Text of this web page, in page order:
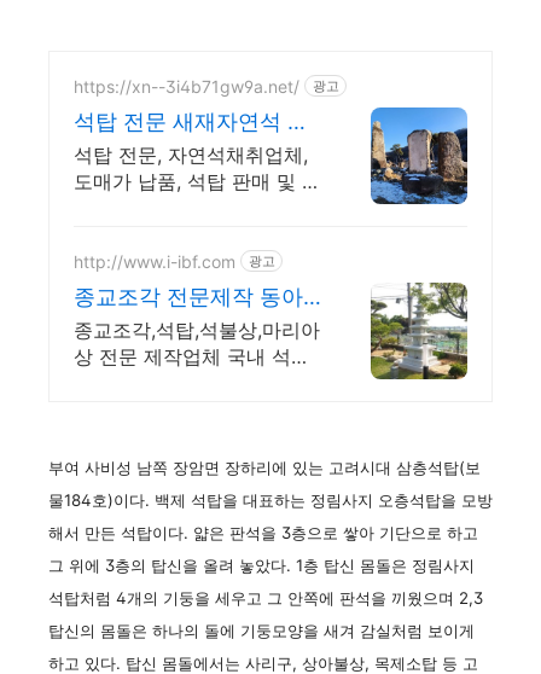
https://xn--3i4b71gw9a.net/ 광고
석탑 전문 새재자연석 합
리적인 가격으로 전국 납
품
석탑 전문, 자연석채취업체,
도매가 납품, 석탑 판매 및 시
http://www.i-ibf.com 광고
종교조각 전문제작 동아
석공
종교조각,석탑,석불상,마리아
상 전문 제작업체 국내 석조
부여 사비성 남쪽 장암면 장하리에 있는 고려시대 삼층석탑(보
물184호)이다. 백제 석탑을 대표하는 정림사지 오층석탑을 모방
해서 만든 석탑이다. 얇은 판석을 3층으로 쌓아 기단으로 하고
그 위에 3층의 탑신을 올려 놓았다. 1층 탑신 몸돌은 정림사지
석탑처럼 4개의 기둥을 세우고 그 안쪽에 판석을 끼웠으며 2,3
탑신의 몸돌은 하나의 돌에 기둥모양을 새겨 감실처럼 보이게
하고 있다. 탑신 몸돌에서는 사리구, 상아불상, 목제소탑 등 고